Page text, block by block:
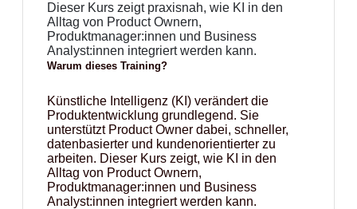
Dieser Kurs zeigt praxisnah, wie KI in den
Alltag von Product Ownern,
Produktmanager:innen und Business
Analyst:innen integriert werden kann.
Warum dieses Training?
Künstliche Intelligenz (KI) verändert die
Produktentwicklung grundlegend. Sie
unterstützt Product Owner dabei, schneller,
datenbasierter und kundenorientierter zu
arbeiten. Dieser Kurs zeigt, wie KI in den
Alltag von Product Ownern,
Produktmanager:innen und Business
Analyst:innen integriert werden kann.